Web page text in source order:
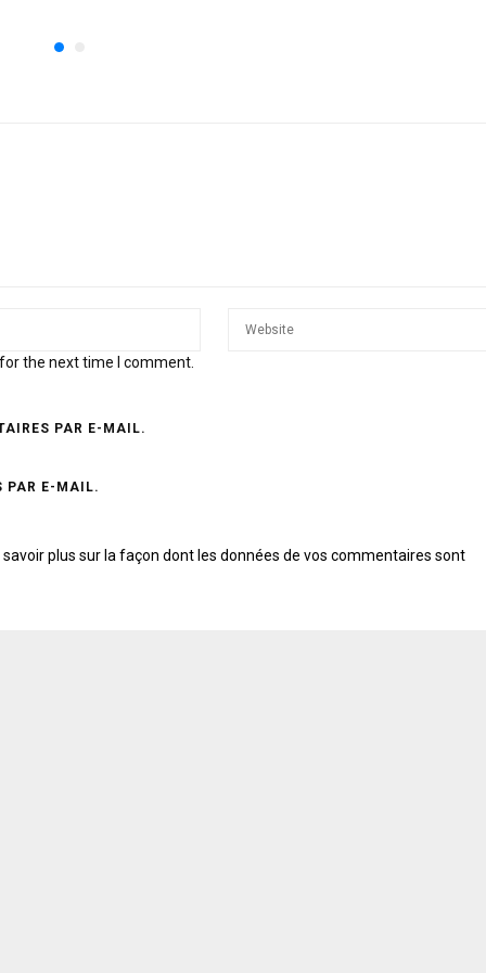
the next time I comment.
PAR E-MAIL.
PAR E-MAIL.
savoir plus sur la façon dont les données de vos commentaires sont